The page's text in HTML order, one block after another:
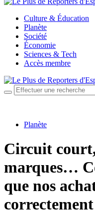
Culture & Éducation
Planète
Société
Économie
Sciences & Tech
Accès membre
Planète
Circuit
marques…
que nos